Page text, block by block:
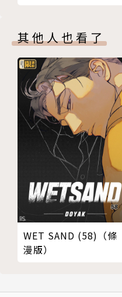
其他人也看了
WET SAND (58)（條
漫版）